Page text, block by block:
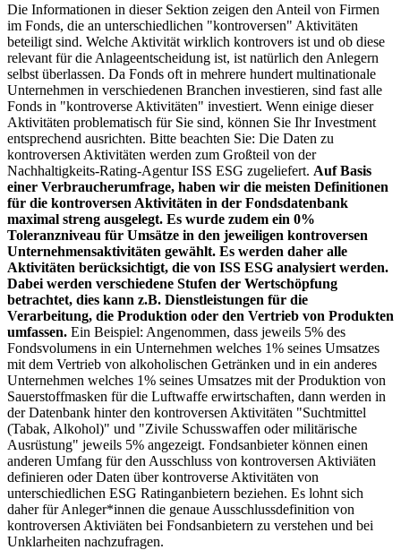
Die Informationen in dieser Sektion zeigen den Anteil von Firmen
im Fonds, die an unterschiedlichen "kontroversen" Aktivitäten
beteiligt sind. Welche Aktivität wirklich kontrovers ist und ob diese
relevant für die Anlageentscheidung ist, ist natürlich den Anlegern
selbst überlassen. Da Fonds oft in mehrere hundert multinationale
Unternehmen in verschiedenen Branchen investieren, sind fast alle
Fonds in "kontroverse Aktivitäten" investiert. Wenn einige dieser
Aktivitäten problematisch für Sie sind, können Sie Ihr Investment
entsprechend ausrichten. Bitte beachten Sie: Die Daten zu
kontroversen Aktivitäten werden zum Großteil von der
Nachhaltigkeits-Rating-Agentur ISS ESG zugeliefert. Auf Basis
einer Verbraucherumfrage, haben wir die meisten Definitionen
für die kontroversen Aktivitäten in der Fondsdatenbank
maximal streng ausgelegt. Es wurde zudem ein 0%
Toleranzniveau für Umsätze in den jeweiligen kontroversen
Unternehmensaktivitäten gewählt. Es werden daher alle
Aktivitäten berücksichtigt, die von ISS ESG analysiert werden.
Dabei werden verschiedene Stufen der Wertschöpfung
betrachtet, dies kann z.B. Dienstleistungen für die
Verarbeitung, die Produktion oder den Vertrieb von Produkten
umfassen. Ein Beispiel: Angenommen, dass jeweils 5% des
Fondsvolumens in ein Unternehmen welches 1% seines Umsatzes
mit dem Vertrieb von alkoholischen Getränken und in ein anderes
Unternehmen welches 1% seines Umsatzes mit der Produktion von
Sauerstoffmasken für die Luftwaffe erwirtschaften, dann werden in
der Datenbank hinter den kontroversen Aktivitäten "Suchtmittel
(Tabak, Alkohol)" und "Zivile Schusswaffen oder militärische
Ausrüstung" jeweils 5% angezeigt. Fondsanbieter können einen
anderen Umfang für den Ausschluss von kontroversen Aktiviäten
definieren oder Daten über kontroverse Aktivitäten von
unterschiedlichen ESG Ratinganbietern beziehen. Es lohnt sich
daher für Anleger*innen die genaue Ausschlussdefinition von
kontroversen Aktiviäten bei Fondsanbietern zu verstehen und bei
Unklarheiten nachzufragen.